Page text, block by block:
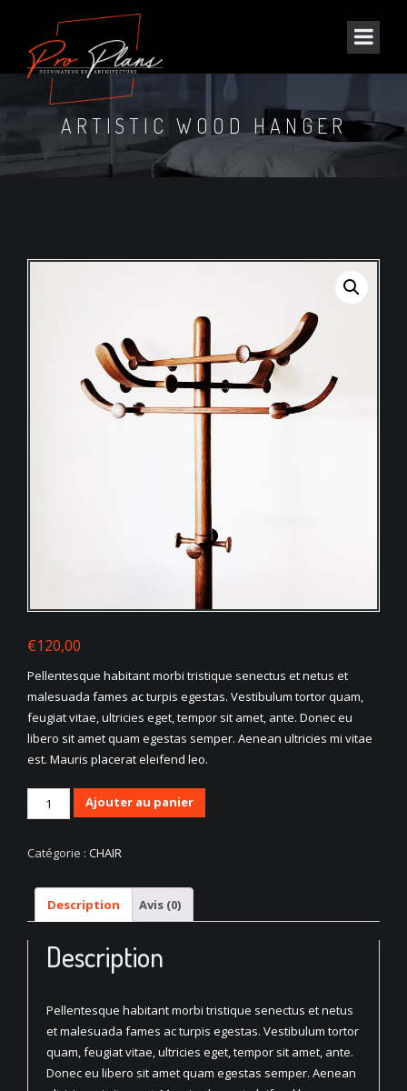
ARTISTIC WOOD HANGER
€120,00
Pellentesque habitant morbi tristique senectus et netus et
malesuada fames ac turpis egestas. Vestibulum tortor quam,
feugiat vitae, ultricies eget, tempor sit amet, ante. Donec eu
libero sit amet quam egestas semper. Aenean ultricies mi vitae
est. Mauris placerat eleifend leo.
quantité
de
Wood
Ajouter au panier
Catégorie : CHAIR
Description Avis (0)
Description
Pellentesque habitant morbi tristique senectus et netus
et malesuada fames ac turpis egestas. Vestibulum tortor
quam, feugiat vitae, ultricies eget, tempor sit amet, ante.
Donec eu libero sit amet quam egestas semper. Aenean